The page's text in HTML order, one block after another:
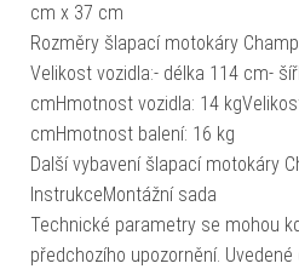
cm x 37 cm
Rozměry šlapací motokáry
Velikost vozidla:- délka 114 cm-
cmHmotnost vozidla: 14
cmHmotnost balení: 16 kg
Další vybavení šlapací motokáry
InstrukceMontážní sada
Technické parametry se mohou
předchozího upozornění.